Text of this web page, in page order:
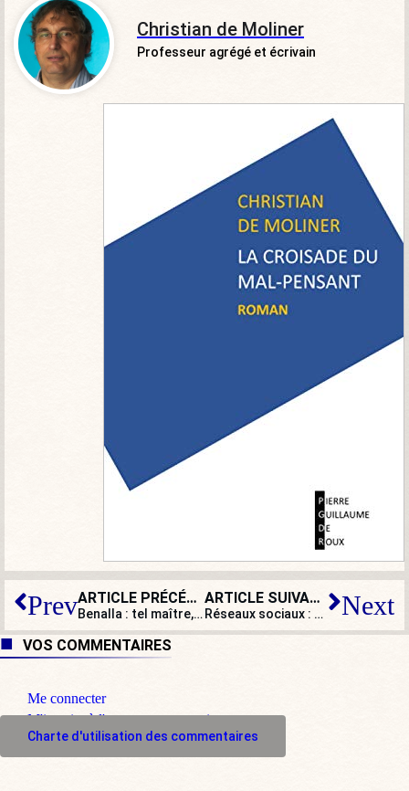
Christian de Moliner
Professeur agrégé et écrivain
Prev ARTICLE PRÉCÉDENT
Benalla : tel maître, tel laquais
ARTICLE SUIVANT
Réseaux sociaux : où est le pouvoir ? Next
VOS COMMENTAIRES
Me connecter
M'inscrire à l'espace commentaire
Charte d'utilisation des commentaires